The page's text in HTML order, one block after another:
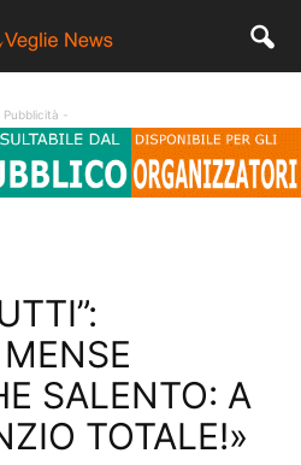
Pubblicità -
SALENTO: A
TOTALE!»